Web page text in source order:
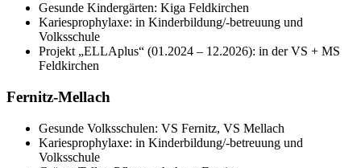
Gesunde Kindergärten: Kiga Feldkirchen
Kariesprophylaxe: in Kinderbildung/-betreuung und
Volksschule
Projekt „ELLAplus“ (01.2024 – 12.2026): in der VS + MS
Feldkirchen
Fernitz-Mellach
Gesunde Volksschulen: VS Fernitz, VS Mellach
Kariesprophylaxe: in Kinderbildung/-betreuung und
Volksschule